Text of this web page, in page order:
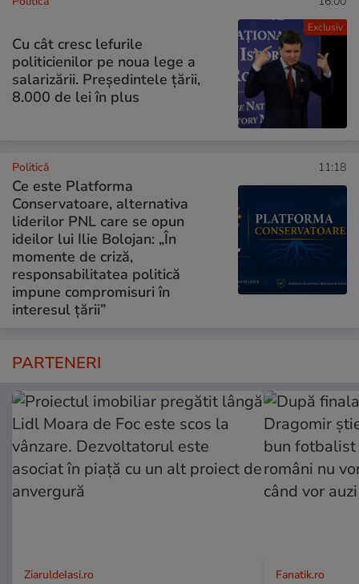
Exclusiv
Cu cât cresc lefurile
politicienilor pe noua lege a
salarizării. Președintele țării,
8.000 de lei în plus
Politică 11:18
Ce este Platforma
Conservatoare, alternativa
liderilor PNL care se opun
ideilor lui Ilie Bolojan: „În
momente de criză,
responsabilitatea politică
impune compromisuri în
interesul țării”
PARTENERI
ZiaruldeIasi.ro Fanatik.ro